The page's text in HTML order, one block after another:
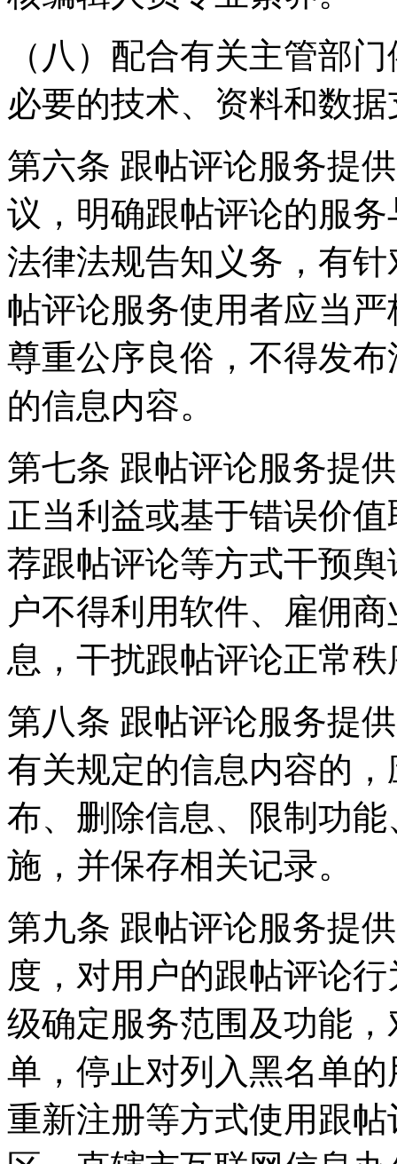
（八）配合有关主管部
必要的技术、资料和数
第六条 跟帖评论服务提
议，明确跟帖评论的服
法律法规告知义务，有
帖评论服务使用者应当
尊重公序良俗，不得发
的信息内容。
第七条 跟帖评论服务提
正当利益或基于错误价
荐跟帖评论等方式干预
户不得利用软件、雇佣
息，干扰跟帖评论正常
第八条 跟帖评论服务提
有关规定的信息内容的
布、删除信息、限制功
施，并保存相关记录。
第九条 跟帖评论服务提
度，对用户的跟帖评论
级确定服务范围及功能
单，停止对列入黑名单
重新注册等方式使用跟